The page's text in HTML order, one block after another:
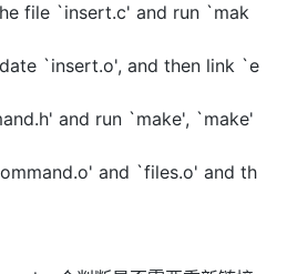
file `insert.c' and run `mak
`insert.o', and then link `e
and run `make', `make'
and `files.o' and th